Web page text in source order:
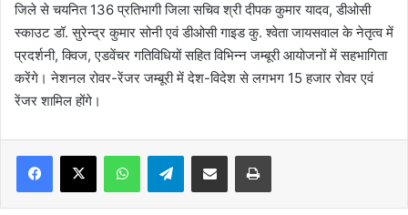
जिले से चयनित 136 प्रतिभागी जिला सचिव श्री दीपक कुमार यादव, डीओसी
स्काउट डॉ. सुरेन्द्र कुमार सोनी एवं डीओसी गाइड कु. श्वेता जायसवाल के नेतृत्व में
प्रदर्शनी, क्विज, एडवेंचर गतिविधियों सहित विभिन्न जम्बूरी आयोजनों में सहभागिता
करेंगे। नेशनल रोवर-रेंजर जम्बूरी में देश-विदेश से लगभग 15 हजार रोवर एवं
रेंजर शामिल होंगे।
Telegram